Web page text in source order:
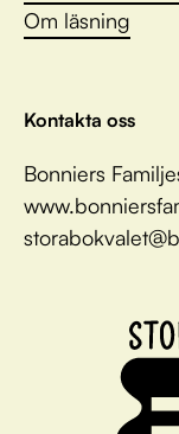
Om läsning
Kontakta oss
Bonniers